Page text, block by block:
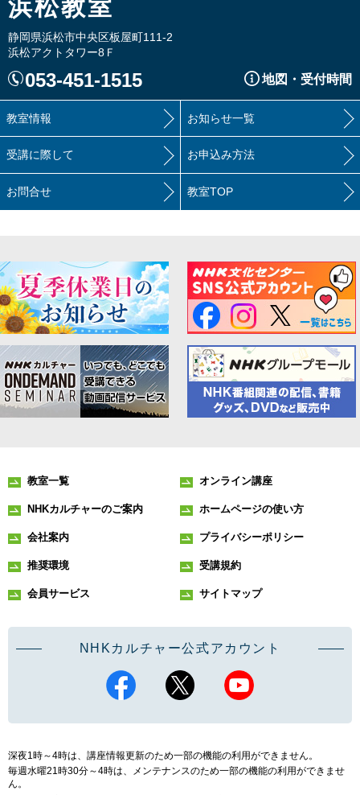
浜松教室
静岡県浜松市中央区板屋町111-2
浜松アクトタワー8Ｆ
053-451-1515 地図・受付時間
教室情報 お知らせ一覧
受講に際して お申込み方法
お問合せ 教室TOP
教室一覧 オンライン講座
NHKカルチャーのご案内 ホームページの使い方
会社案内 プライバシーポリシー
推奨環境 受講規約
会員サービス サイトマップ
NHKカルチャー公式アカウント
深夜1時～4時は、講座情報更新のため一部の機能の利用ができません。
毎週水曜21時30分～4時は、メンテナンスのため一部の機能の利用ができませ
ん。